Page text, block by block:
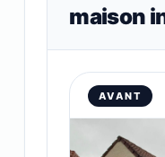
maison
AVANT